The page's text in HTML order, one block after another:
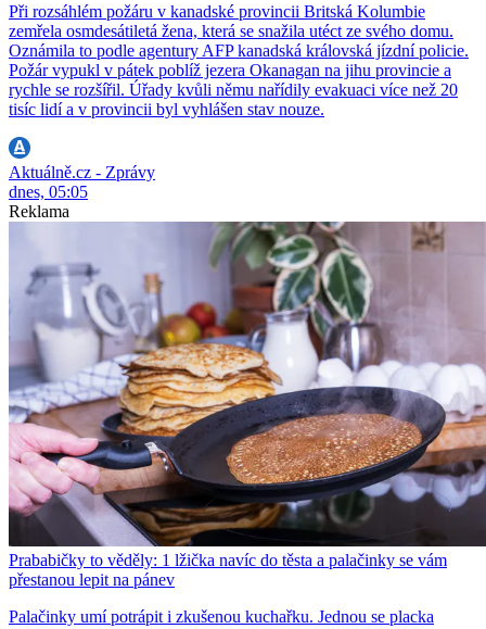
Při rozsáhlém požáru v kanadské provincii Britská Kolumbie
zemřela osmdesátiletá žena, která se snažila utéct ze svého domu.
Oznámila to podle agentury AFP kanadská královská jízdní policie.
Požár vypukl v pátek poblíž jezera Okanagan na jihu provincie a
rychle se rozšířil. Úřady kvůli němu nařídily evakuaci více než 20
tisíc lidí a v provincii byl vyhlášen stav nouze.
Aktuálně.cz - Zprávy
dnes, 05:05
Reklama
Prababičky to věděly: 1 lžička navíc do těsta a palačinky se vám
přestanou lepit na pánev
Palačinky umí potrápit i zkušenou kuchařku. Jednou se placka